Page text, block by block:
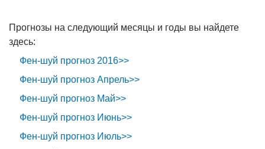
Прогнозы на следующий месяцы и годы вы найдете
здесь:
Фен-шуй прогноз 2016>>
Фен-шуй прогноз Апрель>>
Фен-шуй прогноз Май>>
Фен-шуй прогноз Июнь>>
Фен-шуй прогноз Июль>>